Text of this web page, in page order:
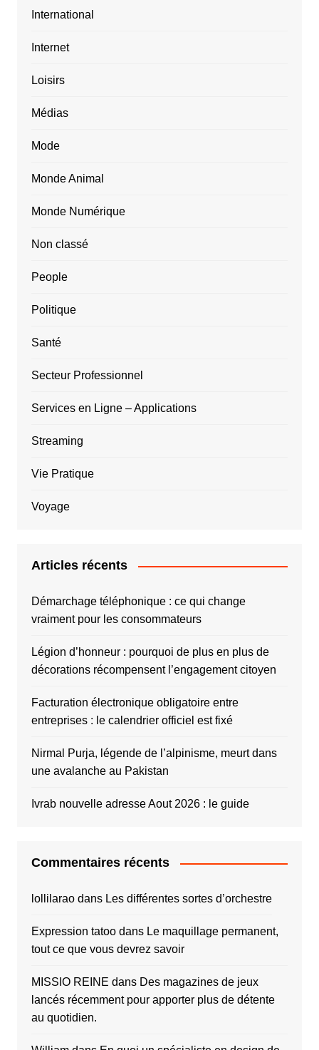
International
Internet
Loisirs
Médias
Mode
Monde Animal
Monde Numérique
Non classé
People
Politique
Santé
Secteur Professionnel
Services en Ligne – Applications
Streaming
Vie Pratique
Voyage
Articles récents
Démarchage téléphonique : ce qui change
vraiment pour les consommateurs
Légion d’honneur : pourquoi de plus en plus de
décorations récompensent l’engagement citoyen
Facturation électronique obligatoire entre
entreprises : le calendrier officiel est fixé
Nirmal Purja, légende de l’alpinisme, meurt dans
une avalanche au Pakistan
Ivrab nouvelle adresse Aout 2026 : le guide
Commentaires récents
lollilaraodans Les différentes sortes d’orchestre
Expression tatoodans Le maquillage permanent,
tout ce que vous devrez savoir
MISSIO REINE dans Des magazines de jeux
lancés récemment pour apporter plus de détente
au quotidien.